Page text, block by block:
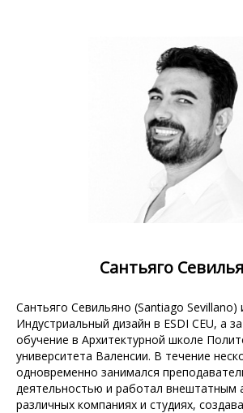
Сантьяго
Сантьяго Севильяно (Santiago Sevillano)
Индустриальный дизайн в ESDI CEU, а
обучение в Архитектурной школе
университета Валенсии. В течение
одновременно занимался
деятельностью и работал внештатным
различных компаниях и студиях,